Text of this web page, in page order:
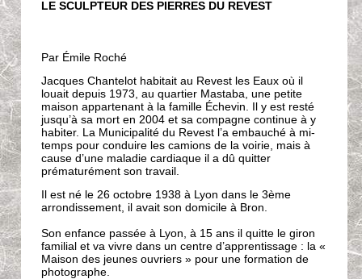
LE SCULPTEUR DES PIERRES DU REVEST
Par Émile Roché
Jacques Chantelot habitait au Revest les Eaux où il
louait depuis 1973, au quartier Mastaba, une petite
maison appartenant à la famille Échevin. Il y est resté
jusqu’à sa mort en 2004 et sa compagne continue à y
habiter. La Municipalité du Revest l’a embauché à mi-
temps pour conduire les camions de la voirie, mais à
cause d’une maladie cardiaque il a dû quitter
prématurément son travail.
Il est né le 26 octobre 1938 à Lyon dans le 3ème
arrondissement, il avait son domicile à Bron.
Son enfance passée à Lyon, à 15 ans il quitte le giron
familial et va vivre dans un centre d’apprentissage : la «
Maison des jeunes ouvriers » pour une formation de
photographe.